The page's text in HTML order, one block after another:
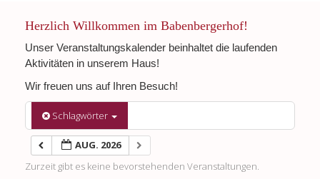
Herzlich Willkommen im Babenbergerhof!
Unser Veranstaltungskalender beinhaltet die laufenden
Aktivitäten in unserem Haus!
Wir freuen uns auf Ihren Besuch!
Schlagwörter
AUG. 2026
Zurzeit gibt es keine bevorstehenden Veranstaltungen.